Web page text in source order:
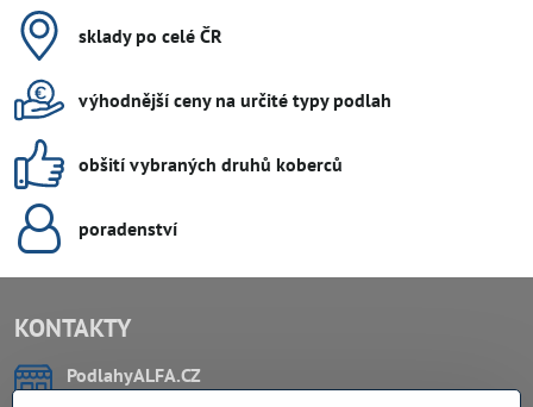
sklady po celé ČR
výhodnější ceny na určité typy podlah
obšití vybraných druhů koberců
poradenství
KONTAKTY
PodlahyALFA​.CZ